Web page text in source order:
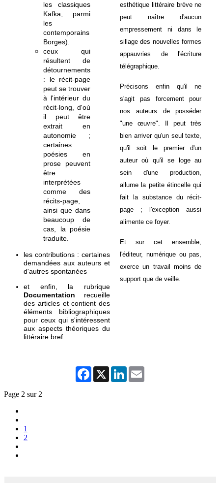
les classiques
Kafka, parmi
les
contemporains
Borges).
ceux qui
résultent de
détournements
: le récit-page
peut se trouver
à l'intérieur du
récit-long, d'où
il peut être
extrait en
autonomie ;
certaines
poésies en
prose peuvent
être
interprétées
comme des
récits-page,
ainsi que dans
beaucoup de
cas, la poésie
traduite.
les contributions : certaines
demandées aux auteurs et
d'autres spontanées
et enfin, la rubrique
Documentation recueille
des articles et contient des
éléments bibliographiques
pour ceux qui s'intéressent
aux aspects théoriques du
littéraire bref.
esthétique littéraire brève ne
peut naître d'aucun
empressement ni dans le
sillage des nouvelles formes
appauvries de l'écriture
télégraphique.
Précisons enfin qu'il ne
s'agit pas forcementpour
nos auteurs de posséder
"une œuvre".
Il peut très
bien arriver qu'un seul texte,
qu'il soit le premier d'un
auteur où qu'il se loge au
sein d'une production,
allume la petite étincelle qui
fait la substance du récit-
page ; l'exception aussi
alimente ce foyer.
Et sur cet ensemble,
l'éditeur, numérique ou pas,
exerce un travail moins de
support que de veille.
Facebook
X LinkedIn
Page 2 sur 2
1
2